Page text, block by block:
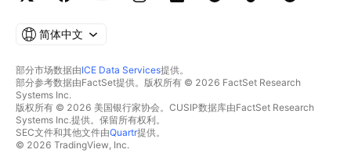
简体中文
部分市场数据由ICE Data Services提供。
部分参考数据由FactSet提供。版权所有 © 2026 FactSet Research
Systems Inc.
版权所有 © 2026 美国银行家协会。CUSIP数据库由FactSet Research
Systems Inc.提供。保留所有权利。
SEC文件和其他文件由Quartr提供。
© 2026 TradingView, Inc.